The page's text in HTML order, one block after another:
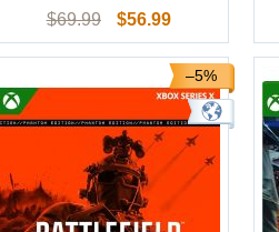
$69.99 $56.99
–5%